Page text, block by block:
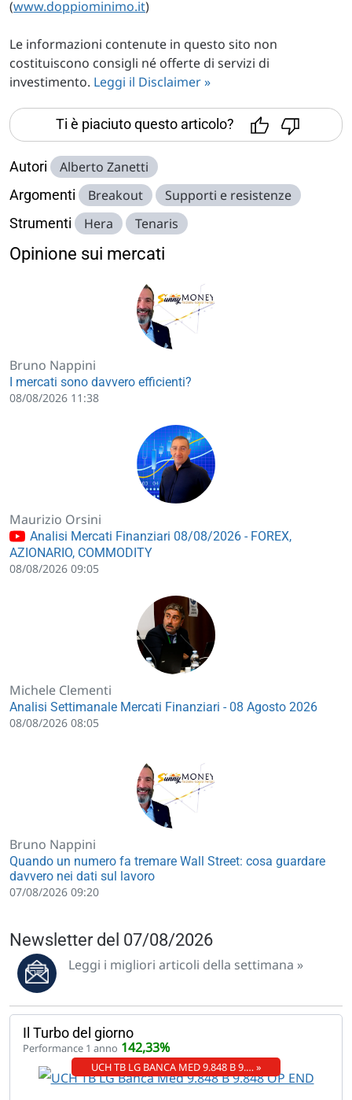
(www.doppiominimo.it)
Le informazioni contenute in questo sito non
costituiscono consigli né offerte di servizi di
investimento. Leggi il Disclaimer »
Ti è piaciuto questo articolo?
Autori Alberto Zanetti
Argomenti Breakout Supporti e resistenze
Strumenti Hera Tenaris
Opinione sui mercati
Bruno Nappini
I mercati sono davvero efficienti?
08/08/2026 11:38
Maurizio Orsini
Analisi Mercati Finanziari 08/08/2026 - FOREX,
AZIONARIO, COMMODITY
08/08/2026 09:05
Michele Clementi
Analisi Settimanale Mercati Finanziari - 08 Agosto 2026
08/08/2026 08:05
Bruno Nappini
Quando un numero fa tremare Wall Street: cosa guardare
davvero nei dati sul lavoro
07/08/2026 09:20
Newsletter del 07/08/2026
Leggi i migliori articoli della settimana »
Il Turbo del giorno
Performance 1 anno 142,33%
UCH TB LG BANCA MED 9.848 B 9.… »